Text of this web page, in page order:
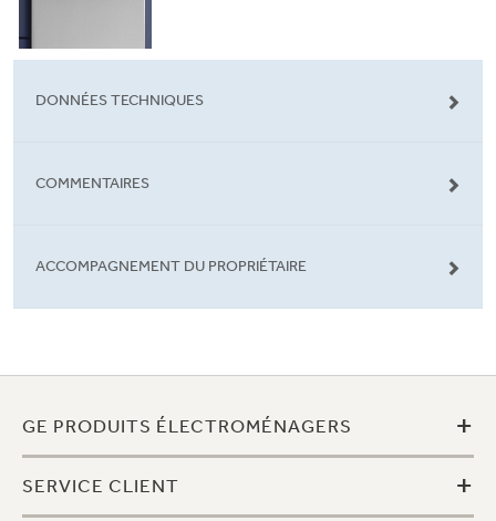
DONNÉES TECHNIQUES
COMMENTAIRES
ACCOMPAGNEMENT DU PROPRIÉTAIRE
GE PRODUITS ÉLECTROMÉNAGERS +
SERVICE CLIENT +